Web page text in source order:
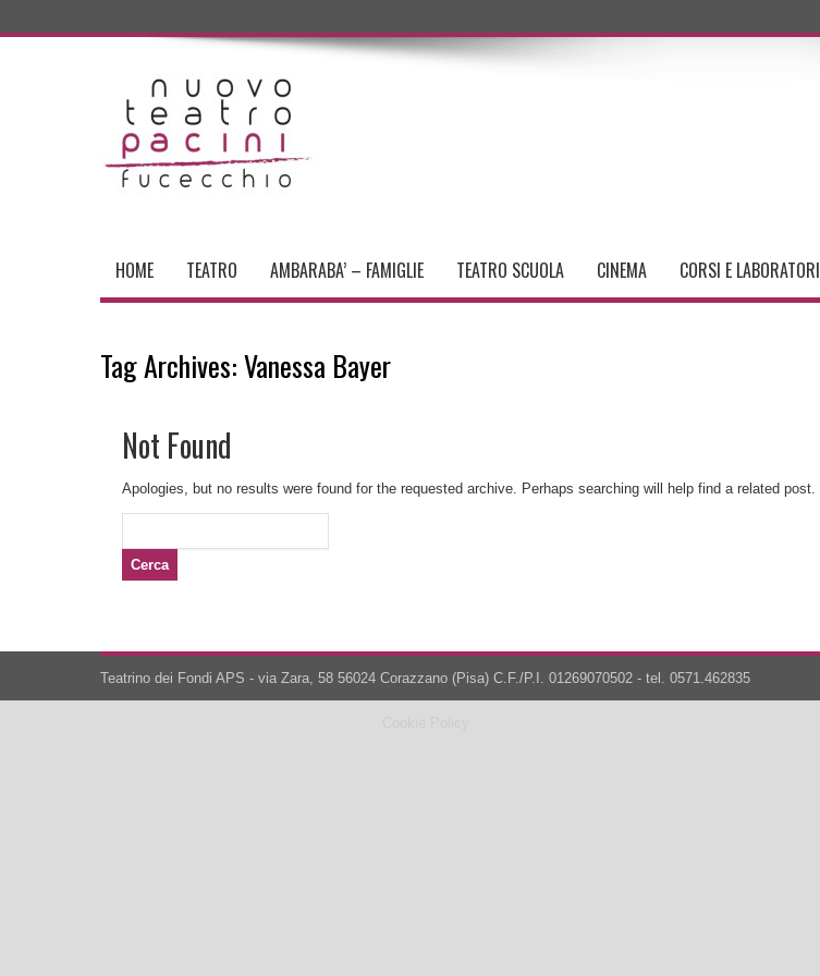
HOME TEATRO AMBARABA’ – FAMIGLIE TEATRO SCUOLA CINEMA CORSI E LABORATORI
Tag Archives:Vanessa Bayer
Not Found
Apologies, but no results were found for the requested archive. Perhaps searching will help find a related post.
Teatrino dei Fondi APS - via Zara, 58 56024 Corazzano (Pisa) C.F./P.I. 01269070502 - tel. 0571.462835